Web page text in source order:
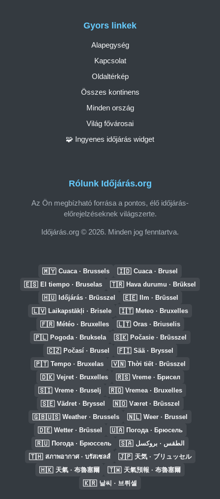
Rólunk Időjárás.org
Az Ön megbízható forrása a pontos, élő időjárás-
előrejelzéseknek világszerte.
Időjárás.org © 2026. Minden jog fenntartva.
Gyors linkek
Alapegység
Kapcsolat
Oldaltérkép
Összes kontinens
Minden ország
Világ fővárosai
🧩 Ingyenes időjárás widget
🇲🇾 Cuaca · Brussels 🇮🇩 Cuaca · Brusel
🇪🇸 El tiempo · Bruselas 🇹🇷 Hava durumu · Brüksel
🇭🇺 Időjárás · Brüsszel 🇪🇪 Ilm · Brüssel
🇱🇻 Laikapstākļi · Brisele 🇮🇹 Meteo · Bruxelles
🇫🇷 Météo · Bruxelles 🇱🇹 Oras · Briuselis
🇵🇱 Pogoda · Bruksela 🇸🇰 Počasie · Brüsszel
🇨🇿 Počasí · Brusel 🇫🇮 Sää · Bryssel
🇵🇹 Tempo · Bruxelas 🇻🇳 Thời tiết · Brüsszel
🇩🇰 Vejret · Bruxelles 🇷🇸 Vreme · Брисел
🇸🇮 Vreme · Bruselj 🇷🇴 Vremea · Bruxelles
🇸🇪 Vädret · Bryssel 🇳🇴 Været · Brüsszel
🇬🇧🇺🇸 Weather · Brussels 🇳🇱 Weer · Brussel
🇩🇪 Wetter · Brüssel 🇺🇦 Погода · Брюсель
🇷🇺 Погода · Брюссель 🇸🇦 الطقس · بروكسل
🇹🇭 สภาพอากาศ · บรัสเซลส์ 🇯🇵 天気 · ブリュッセル
🇭🇰 天氣 · 布魯塞爾 🇹🇼 天氣預報 · 布魯塞爾
🇰🇷 날씨 · 브뤼셀